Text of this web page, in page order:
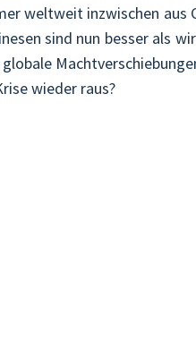
weltweit inzwischen aus
sind nun besser als
wieder raus?